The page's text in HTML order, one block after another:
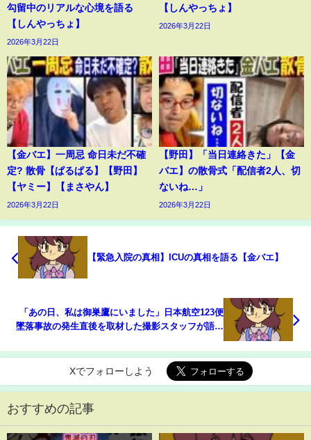
勾留中のリアルな心境を語る
【しんやっちょ】
2026年3月22日
【しんやっちょ】
2026年3月22日
【金バエ】一周忌 命日未だ不確
定? 散骨【ぱるぱる】【野田】
【ヤミー】【まさやん】
2026年3月22日
【野田】「当日連絡きた」【金
バエ】の散骨式「配信者2人、切
ないね…」
2026年3月22日
【緊急入院の真相】ICUの真相を語る【金バエ】
「あの日、私は御巣鷹にいました」日本航空123便
墜落事故の発生直後を取材した撮影スタッフが語る
Xでフォローしよう
おすすめの記事